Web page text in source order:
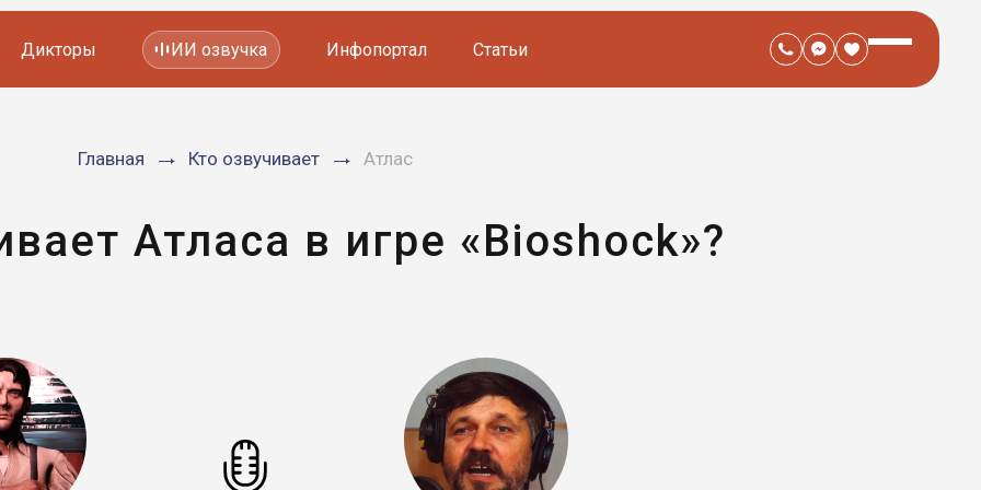
Мультфильмов
Дикторы ИИ озвучка Инфопортал Статьи
Главная Кто озвучивает Атлас
Атласа в игре «Bioshock»?